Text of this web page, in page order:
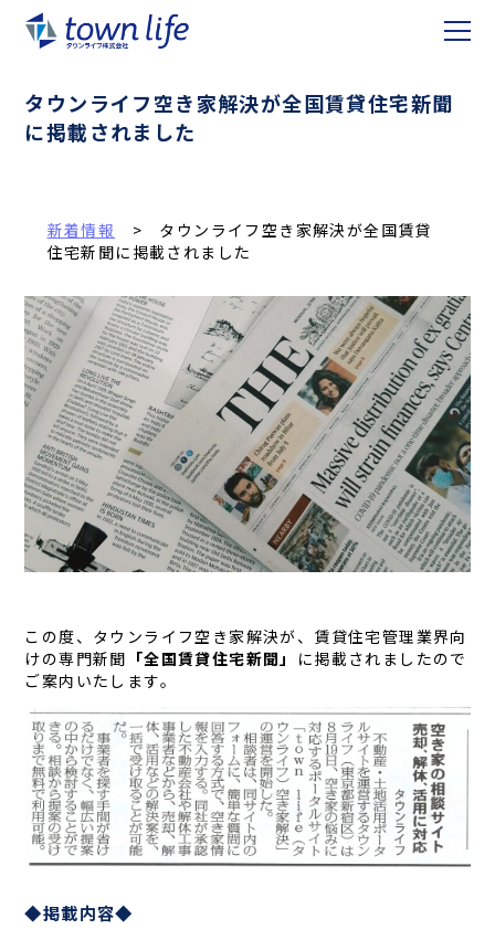
タウンライフ空き家解決が全国賃貸住宅新聞
に掲載されました
新着情報
> タウンライフ空き家解決が全国賃貸
住宅新聞に掲載されました
この度、タウンライフ空き家解決が、賃貸住宅管理業界向
けの専門新聞 「全国賃貸住宅新聞」
に掲載されましたので
ご案内いたします。
◆掲載内容◆